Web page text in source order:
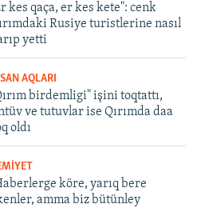
kes qaça, er kes kete": cenk
Rusiye turistlerine nasıl
yetti
AQLARI
birdemligi" işini toqtattı,
ve tutuvlar ise Qırımda daa
oldı
köre, yarıq bere
amma biz bütünley